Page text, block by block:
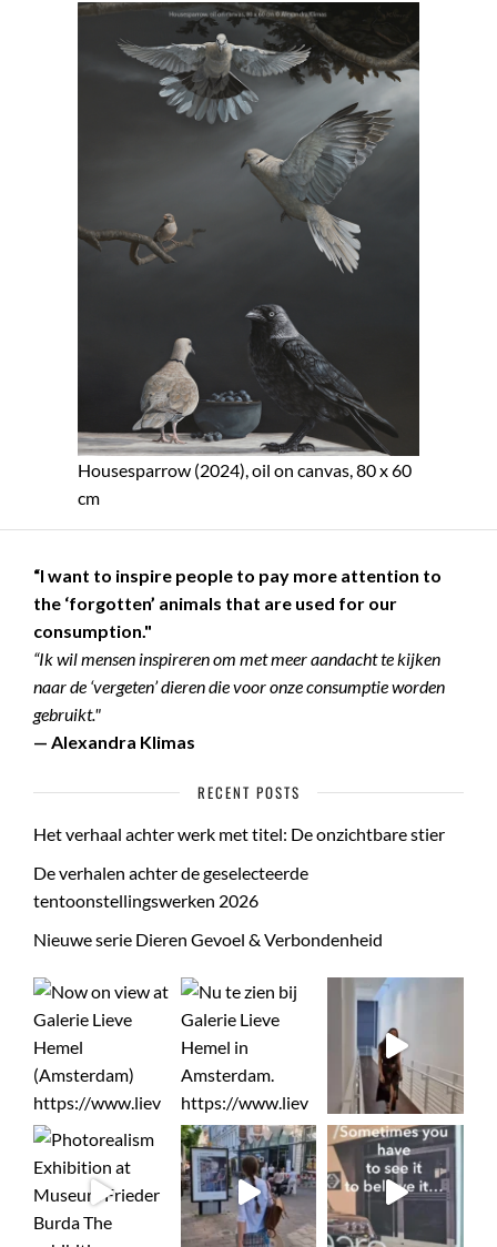
Housesparrow (2024), oil on canvas, 80 x 60
cm
“I want to inspire people to pay more attention to
the ‘forgotten’ animals that are used for our
consumption."
“Ik wil mensen inspireren om met meer aandacht te kijken
naar de ‘vergeten’ dieren die voor onze consumptie worden
gebruikt."
— Alexandra Klimas
RECENT POSTS
Het verhaal achter werk met titel: De onzichtbare stier
De verhalen achter de geselecteerde
tentoonstellingswerken 2026
Nieuwe serie Dieren Gevoel & Verbondenheid